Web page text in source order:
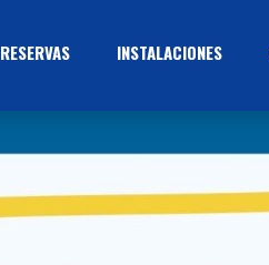
RESERVAS INSTALACIONES